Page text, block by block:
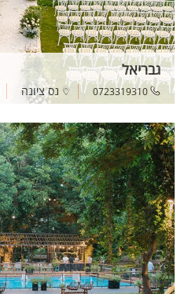
גבריאל
0723319310 נס ציונה